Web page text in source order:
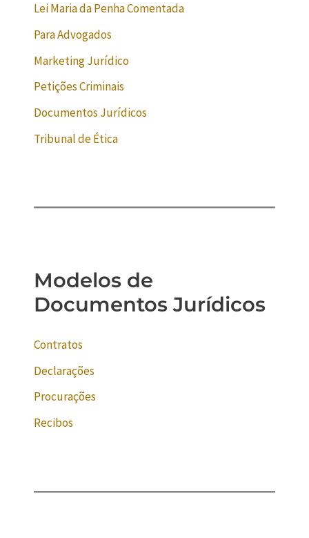
Lei Maria da Penha Comentada
Para Advogados
Marketing Jurídico
Petições Criminais
Documentos Jurídicos
Tribunal de Ética
Modelos de
Documentos Jurídicos
Contratos
Declarações
Procurações
Recibos